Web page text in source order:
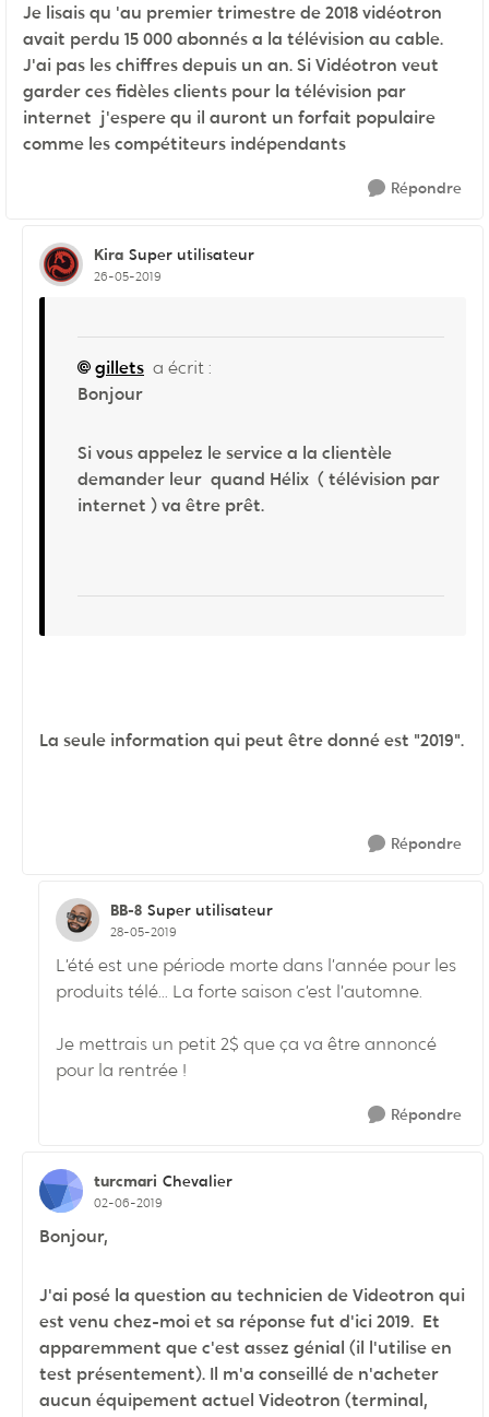
Je lisais qu 'au premier trimestre de 2018 vidéotron
avait perdu 15 000 abonnés a la télévision au cable.
J'ai pas les chiffres depuis un an. Si Vidéotron veut
garder ces fidèles clients pour la télévision par
internet j'espere qu il auront un forfait populaire
comme les compétiteurs indépendants
Répondre
Kira Super utilisateur
26-05-2019
gillets a écrit :
Bonjour
Si vous appelez le service a la clientèle
demander leur quand Hélix ( télévision par
internet ) va être prêt.
La seule information qui peut être donné est "2019".
Répondre
BB-8 Super utilisateur
28-05-2019
L’été est une période morte dans l’année pour les
produits télé... La forte saison c’est l’automne.
Je mettrais un petit 2$ que ça va être annoncé
pour la rentrée !
Répondre
turcmari Chevalier
02-06-2019
Bonjour,
J'ai posé la question au technicien de Videotron qui
est venu chez-moi et sa réponse fut d'ici 2019. Et
apparemment que c'est assez génial (il l'utilise en
test présentement). Il m'a conseillé de n'acheter
aucun équipement actuel Videotron (terminal,